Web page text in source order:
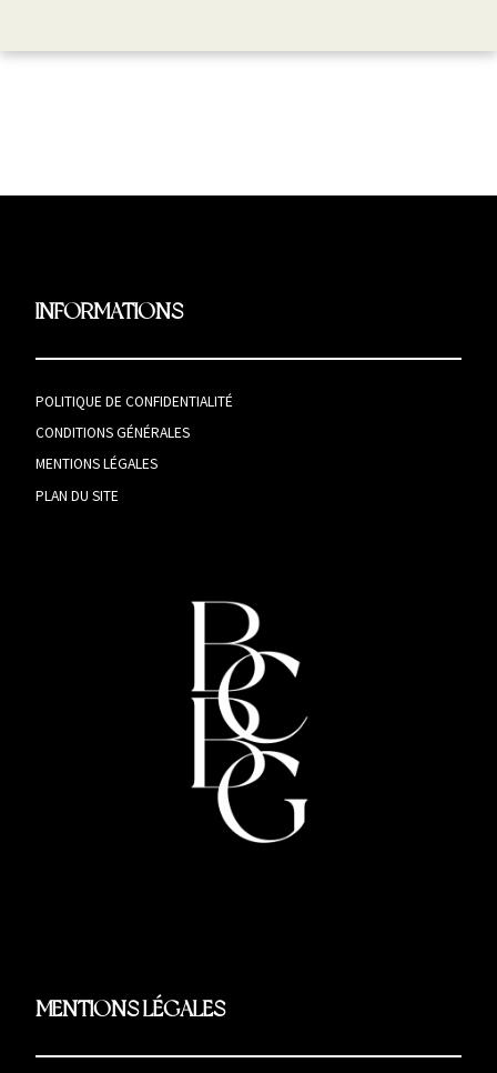
INFORMATIONS
POLITIQUE DE CONFIDENTIALITÉ
CONDITIONS GÉNÉRALES
MENTIONS LÉGALES
PLAN DU SITE
MENTIONS LÉGALES